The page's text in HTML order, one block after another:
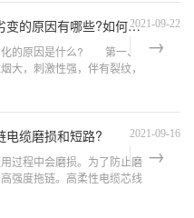
耐高温电缆脆化和劣变的原因有哪些?如何去鉴别真伪?
2021-09-22
的原因是什么? 第一、
大，刺激性强，伴有裂纹，
电缆磨损和短路? 2021-09-16
过程中会磨损。为了防止磨
强度拖链。高柔性电缆芯线